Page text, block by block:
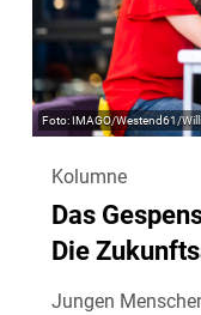
IMAGO/Westend61/
Kolumne
Das
Die
Jungen